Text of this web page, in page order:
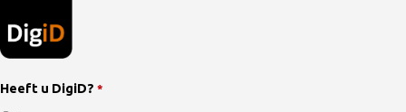
Heeft u DigiD? *